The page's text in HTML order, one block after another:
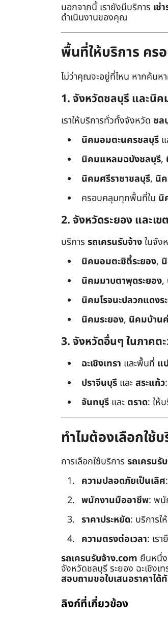
นอกจากนี้ เรายังมีบริการ เช่
ดำเนินงานของคุณ
พื้นที่ให้บริการ คร
ไม่ว่าคุณจะอยู่ที่ไหน หากค้นหา
1. จังหวัดชลบุรี และนิ
เราให้บริการทั่วทั้งจังหวัด ชล
นิคมอมตะนครชลบุรี
นิคมแหลมฉบังชลบุรี,
นิคมศรีราชาชลบุรี, นิ
ครอบคลุมทุกพื้นที่ใน นิ
2. จังหวัดระยอง และเ
บริการ รถเครนรับจ้างในจัง
นิคมอมตะซิตี้ระยอง,
นิคมมาบตาพุดระยอง,
นิคมโรจนะปลวกแดงร
นิคมระยอง, นิคมบ้าน
3. จังหวัดอื่นๆ ในภาคต
ฉะเชิงเทรา และพื้นที่ แ
ปราจีนบุรี และสระแก้ว
จันทบุรี และ ตราด: ให้
ทำไมต้องเลือกใช้
การเลือกใช้บริการ รถเครนรั
ความปลอดภัยเป็นเลิศ
พนักงานมืออาชีพ: พนั
ราคาประหยัด: บริการใ
ความตรงต่อเวลา: เร
รถเครนรับจ้าง.com ยืนหนึ่
จังหวัดชลบุรี ระยอง ฉะเชิงเ
สอบถามขอใบเสนอราคาไ
ลิงก์ที่เกี่ยวข้อง